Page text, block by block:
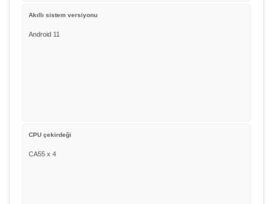
Akıllı sistem versiyonu
Android 11
CPU çekirdeği
CA55 x 4